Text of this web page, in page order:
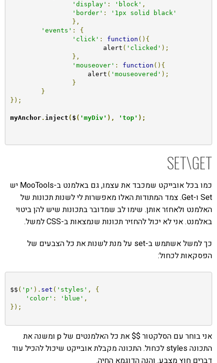
'display' : 'block' ,
'border' :
'1px solid black'
},
'events' :
{
'click' : function (){
	    		alert
( 'clicked' );
},
'mouseover' : function (){
		    alert
( 'mouseovered' );
}
}
});
myAnchor. inject ( $ ( 'myDiv' ), 'top' );
SET\GET
כמו בכל אובייקט שמכבד את עצמו, גם באלמנט ב-MooTools יש
Set ו-Get. צמד המתודות האלו מאפשרות לי לשנות תכונות של
האלמנט ולאחזר אותן. שימו לב שמדובר בתכונות שיש להן ביטוי
באלמנט. אני לא יכול להחזיר תכונות שנמצאות ב-CSS למשל.
כך למשל אשתמש ב-set על מנת לשנות את כל הצבעים של
הפסקאות לכחול:
$$ ( 'p' ). set ( 'styles' ,
{
'color' : 'blue' ,
});
אני בוחר עם הסלקטור $$ את כל האלמנטים של p ומשנה את
התכונה styles לכחול. התכונה מקבלת אובייקט שיכול להכיל עוד
דברים חוץ מצבע. והנה הדוגמא החיה.